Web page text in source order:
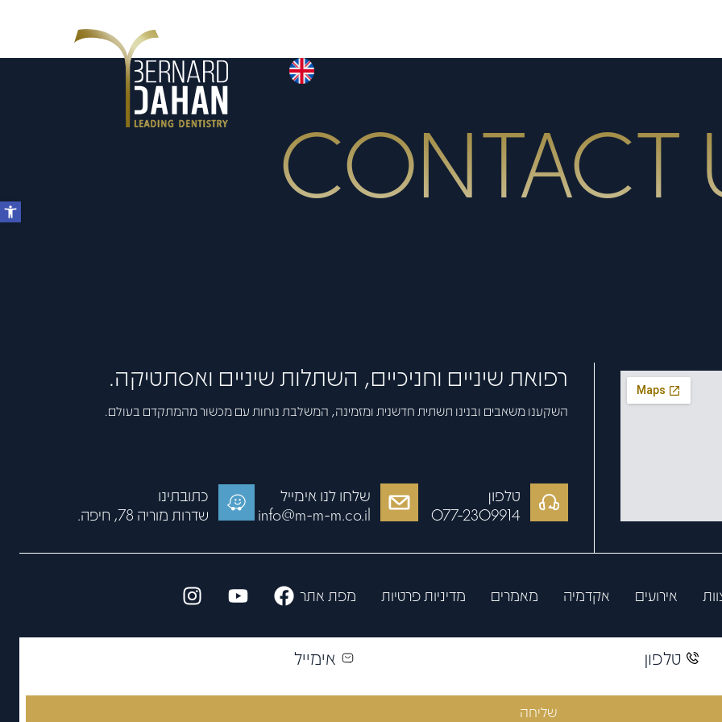
CONTACT
רפואת שיניים וחניכיים, השתלות שיניים ואסתטיקה.
השקענו משאבים ובנינו תשתית חדשנית ומזמינה, המשלבת נוחות עם מכשור מהמתקדם בעולם.
טלפון
077-2309914
שלחו לנו אימייל
info@m-m-m.co.il
כתובתינו
שדרות מוריה 78, חיפה.
אירועים אקדמיה מאמרים מדיניות פרטיות מפת אתר
שליחה